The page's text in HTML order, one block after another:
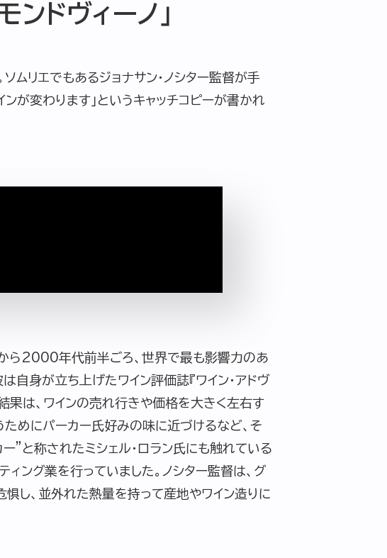
ンドヴィーノ」
ムリエでもあるジョナサン・ノシター監督が手
が変わります」というキャッチコピーが書かれ
ら2000年代前半ごろ、世界で最も影響力のあ
自身が立ち上げたワイン評価誌『ワイン・アドヴ
果は、ワインの売れ行きや価格を大きく左右す
ためにパーカー氏好みの味に近づけるなど、そ
”と称されたミシェル・ロラン氏にも触れている
ング業を行っていました。ノシター監督は、グ
し、並外れた熱量を持って産地やワイン造りに